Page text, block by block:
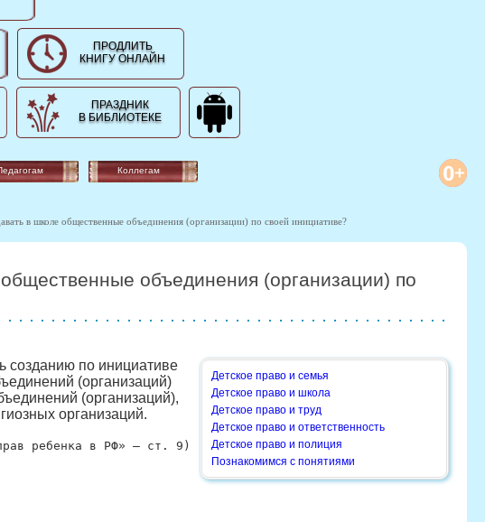
ПРОДЛИТЬ
КНИГУ ОНЛАЙН
ПРАЗДНИК
В БИБЛИОТЕКЕ
Коллегам
в школе общественные объединения (организации) по своей инициативе?
объединения (организации) по
Детское право и семья
Детское право и школа
Детское право и труд
Детское право и ответственность
Детское право и полиция
Познакомимся с понятиями
созданию по инициативе
(организаций)
(организаций),
организаций.
ребенка в РФ» — ст. 9)